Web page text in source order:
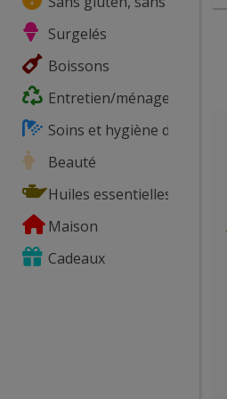
Surgelés
Boissons
Entretien/ménage
Soins et hygiène du corps
Beauté
Huiles essentielles
Maison
Cadeaux